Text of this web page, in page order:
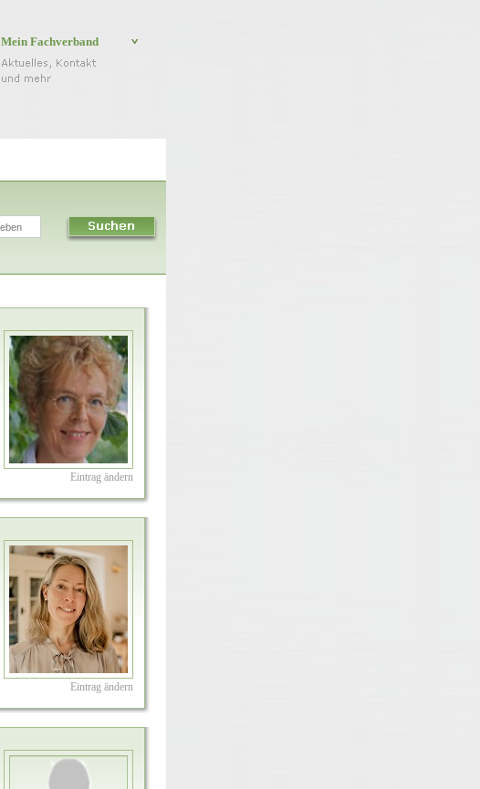
Mein Fachverband
Eintrag ändern
Eintrag ändern